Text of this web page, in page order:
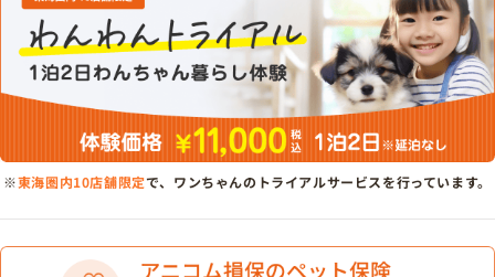
※東海圏内10店舗限定で、ワンちゃんのトライアルサービスを行っています。